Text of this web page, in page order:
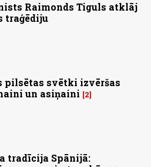
Raimonds Tiguls atklāj
traģēdiju
pilsētas svētki izvēršas
un asiņaini
2
tradīcija Spānijā: